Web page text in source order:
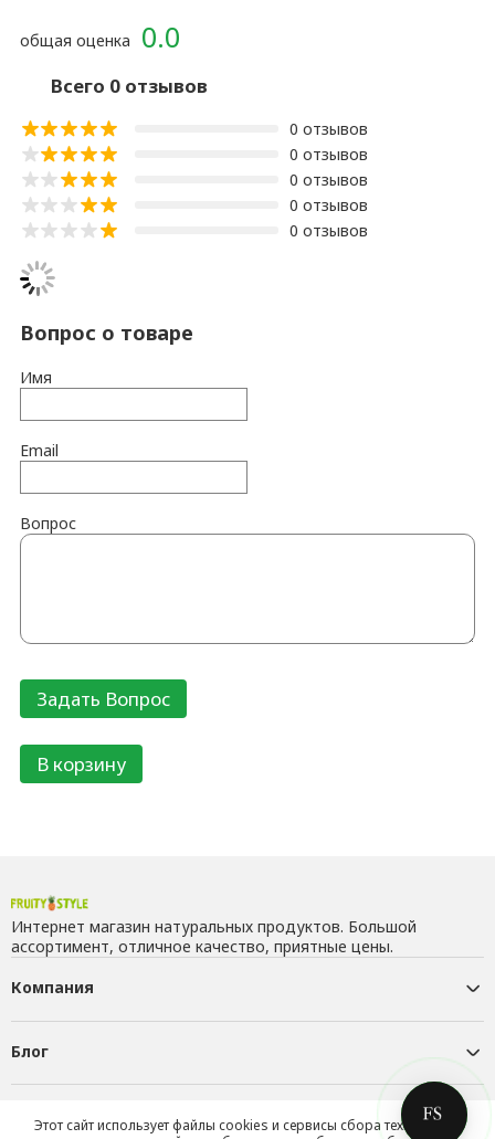
0.0
общая оценка
Всего 0 отзывов
0 отзывов
0 отзывов
0 отзывов
0 отзывов
0 отзывов
Вопрос о товаре
Имя
Email
Вопрос
В корзину
Интернет магазин натуральных продуктов. Большой
ассортимент, отличное качество, приятные цены.
Компания
Блог
Контакты
Этот сайт использует файлы cookies и сервисы сбора технических